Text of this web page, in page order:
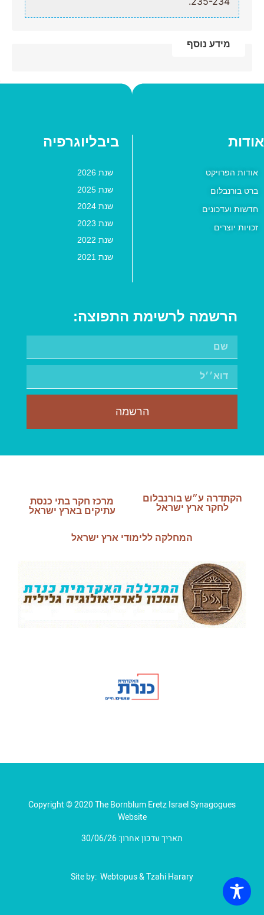
מידע נוסף
אודות
אודות הפרויקט
ברט בורנבלום
חדשות ועדכונים
זכויות יוצרים
ביבליוגרפיה
שנת 2026
שנת 2025
שנת 2024
שנת 2023
שנת 2022
שנת 2021
הרשמה לרשימת התפוצה:
הרשמה
הקתדרה ע״ש בורנבלום
לחקר ארץ ישראל
מרכז חקר בתי כנסת
עתיקים בארץ ישראל
המחלקה ללימודי ארץ ישראל
Copyright © 2020 The Bornblum Eretz Israel Synagogues
Website
תאריך עדכון אחרון: 30/06/26
Site by: Webtopus&Tzahi Harary